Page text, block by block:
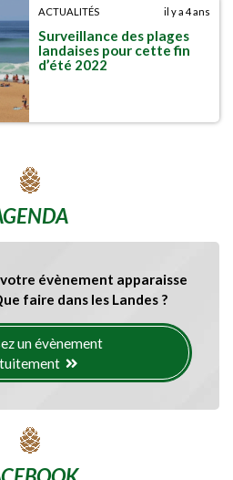
ACTUALITÉS il y a 4 ans
Surveillance des plages
landaises pour cette fin
d’été 2022
évènement apparaisse
faire dans les Landes ?
un évènement